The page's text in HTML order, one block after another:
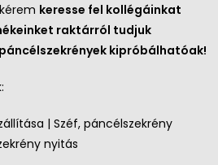
keresse fel kollégáinkat
raktárról tudjuk
kipróbálhatóak!
| Széf, páncélszekrény
nyitás